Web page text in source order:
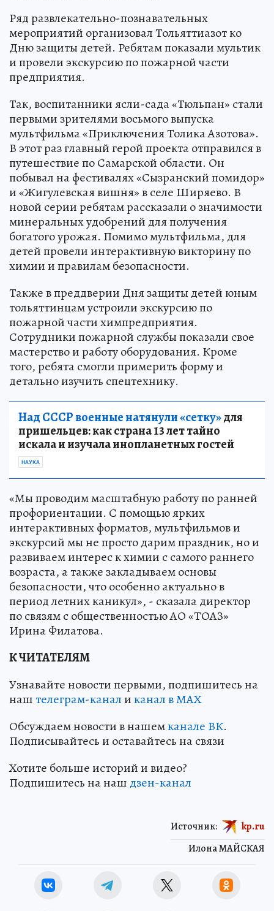
Ряд развлекательно-познавательных
мероприятий организовал Тольяттиазот ко
Дню защиты детей. Ребятам показали мультик
и провели экскурсию по пожарной части
предприятия.
Так, воспитанники ясли-сада «Тюльпан» стали
первыми зрителями восьмого выпуска
мультфильма «Приключения Толика Азотова».
В этот раз главный герой проекта отправился в
путешествие по Самарской области. Он
побывал на фестивалях «Сызранский помидор»
и «Жигулевская вишня» в селе Ширяево. В
новой серии ребятам рассказали о значимости
минеральных удобрений для получения
богатого урожая. Помимо мультфильма, для
детей провели интерактивную викторину по
химии и правилам безопасности.
Также в преддверии Дня защиты детей юным
тольяттинцам устроили экскурсию по
пожарной части химпредприятия.
Сотрудники пожарной службы показали свое
мастерство и работу оборудования. Кроме
того, ребята смогли примерить форму и
детально изучить спецтехнику.
Над СССР военные натянули «сетку»для
пришельцев: как страна 13 лет тайно
искала и изучала инопланетных гостей
НАУКА
«Мы проводим масштабную работу по ранней
профориентации. С помощью ярких
интерактивных форматов, мультфильмов и
экскурсий мы не просто дарим праздник, но и
развиваем интерес к химии с самого раннего
возраста, а также закладываем основы
безопасности, что особенно актуально в
период летних каникул», - сказала директор
по связям с общественностью АО «ТОАЗ»
Ирина Филатова.
К ЧИТАТЕЛЯМ
Узнавайте новости первыми, подпишитесь на
наштелеграм-каналиканал в МАХ
Обсуждаем новости в нашемканале ВК.
Подписывайтесь и оставайтесь на связи
Хотите больше историй и видео?
Подпишитесь на наш дзен-канал
Илона МАЙСКАЯ
Источник: kp.ru